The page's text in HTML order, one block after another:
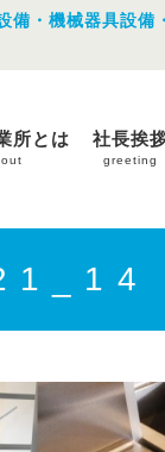
・機械器具設備
所とは 社長挨
greeting